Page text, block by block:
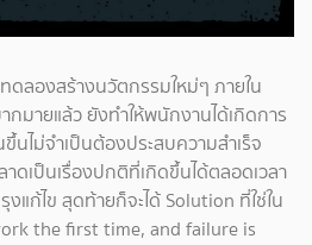
ดลองสร้างนวัตกรรมใหม่ๆ ภายใน
กมายแล้ว ยังทำให้พนักงานได้เกิดการ
นไม่จำเป็นต้องประสบความสำเร็จ
ดเป็นเรื่องปกติที่เกิดขึ้นได้ตลอดเวลา
แก้ไข สุดท้ายก็จะได้ Solution ที่ใช่ใน
the first time, and failure is